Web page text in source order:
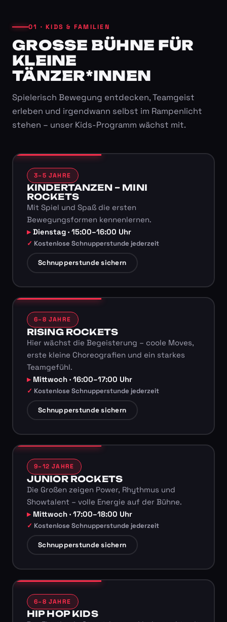
01 · KIDS & FAMILIEN
GROSSE BÜHNE FÜR K
LEINE T
ÄNZER*INNEN
Spielerisch Bewegung entdecken, Teamgeist
erleben und irgendwann selbst im Rampenlicht
stehen – unser Kids-Programm wächst mit.
3–5 JAHRE
KINDERTANZEN – MINI
ROCKETS
Mit Spiel und Spaß die ersten
Bewegungsformen kennenlernen.
Dienstag · 15:00–16:00 Uhr
Kostenlose Schnupperstunde jederzeit
Schnupperstunde sichern
6–8 JAHRE
RISING ROCKETS
Hier wächst die Begeisterung – coole Moves,
erste kleine Choreografien und ein starkes
Teamgefühl.
Mittwoch · 16:00–17:00 Uhr
Kostenlose Schnupperstunde jederzeit
Schnupperstunde sichern
9–12 JAHRE
JUNIOR ROCKETS
Die Großen zeigen Power, Rhythmus und
Showtalent – volle Energie auf der Bühne.
Mittwoch · 17:00–18:00 Uhr
Kostenlose Schnupperstunde jederzeit
Schnupperstunde sichern
6–8 JAHRE
HIP HOP KIDS